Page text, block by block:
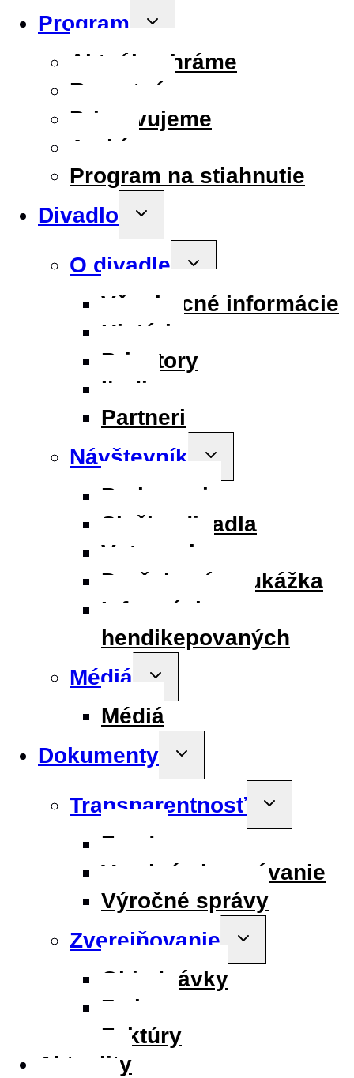
Program
Toggle
Aktuálne hráme
Repertoár
Pripravujeme
Archív
Program na stiahnutie
Divadlo
Toggle
menu
O divadle
Toggle
Všeobecné informácie
História
Priestory
Ľudia
Partneri
Návštevník
Toggle
menu
Parkovanie
Služby divadla
Vstupenky
Darčeková poukážka
Informácie pre
hendikepovaných
Médiá
Toggle
menu
Médiá
Dokumenty
Toggle
menu
Transparentnosť
Toggle
menu
Fondy
Verejné obstarávanie
Výročné správy
Zverejňovanie
Toggle
menu
Objednávky
Zmluvy
Faktúry
Aktuality